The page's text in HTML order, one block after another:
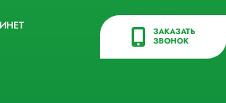
ЗАКАЗАТЬ
ЗВОНОК